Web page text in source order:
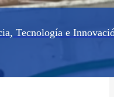
(A/A), suministro e
Tecnología e